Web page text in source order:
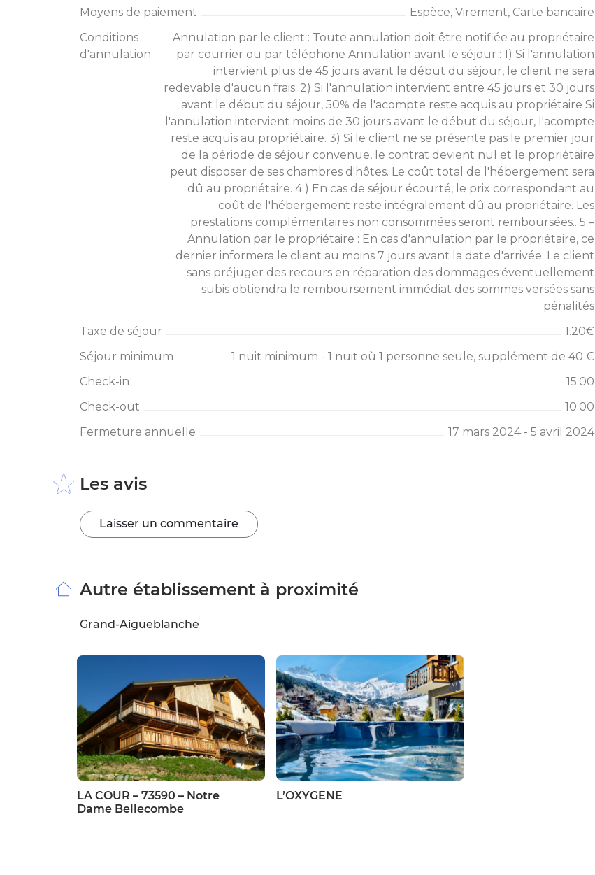
Moyens de paiement
Espèce, Virement, Carte bancaire
Conditions
d'annulation
Annulation par le client : Toute annulation doit être notifiée au propriétaire
par courrier ou par téléphone Annulation avant le séjour : 1) Si l'annulation
intervient plus de 45 jours avant le début du séjour, le client ne sera
redevable d'aucun frais. 2) Si l'annulation intervient entre 45 jours et 30 jours
avant le début du séjour, 50% de l'acompte reste acquis au propriétaire Si
l'annulation intervient moins de 30 jours avant le début du séjour, l'acompte
reste acquis au propriétaire. 3) Si le client ne se présente pas le premier jour
de la période de séjour convenue, le contrat devient nul et le propriétaire
peut disposer de ses chambres d'hôtes. Le coût total de l'hébergement sera
dû au propriétaire. 4 ) En cas de séjour écourté, le prix correspondant au
coût de l'hébergement reste intégralement dû au propriétaire. Les
prestations complémentaires non consommées seront remboursées.. 5 –
Annulation par le propriétaire : En cas d'annulation par le propriétaire, ce
dernier informera le client au moins 7 jours avant la date d'arrivée. Le client
sans préjuger des recours en réparation des dommages éventuellement
subis obtiendra le remboursement immédiat des sommes versées sans
pénalités
Taxe de séjour
1.20€
Séjour minimum
1 nuit minimum - 1 nuit où 1 personne seule, supplément de 40 €
Check-in
15:00
Check-out
10:00
Fermeture annuelle
17 mars 2024 - 5 avril 2024
Les avis
Laisser un commentaire
Autre établissement à proximité
Grand-Aigueblanche
LA COUR – 73590 – Notre
Dame Bellecombe
L’OXYGENE